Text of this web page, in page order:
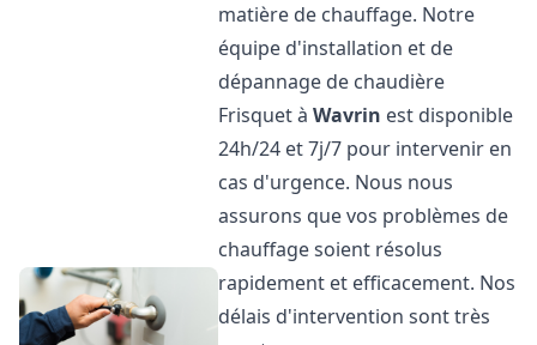
matière de chauffage. Notre
équipe d'installation et de
dépannage de chaudière
Frisquet àWavrin est disponible
24h/24 et 7j/7 pour intervenir en
cas d'urgence. Nous nous
assurons que vos problèmes de
chauffage soient résolus
rapidement et efficacement. Nos
délais d'intervention sont très